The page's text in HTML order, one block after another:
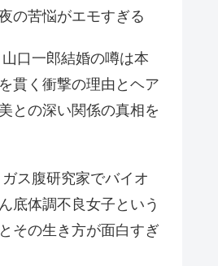
の苦悩がエモすぎる
口一郎結婚の噂は本
貫く衝撃の理由とヘア
との深い関係の真相を
ス腹研究家でバイオ
底体調不良女子という
その生き方が面白すぎ